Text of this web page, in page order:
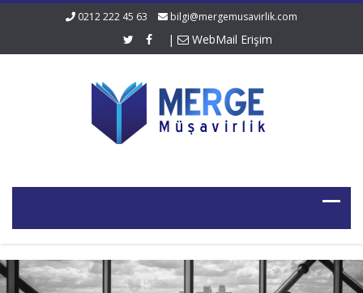
0212 222 45 63 bilgi@mergemusavirlik.com
| WebMail Erişim